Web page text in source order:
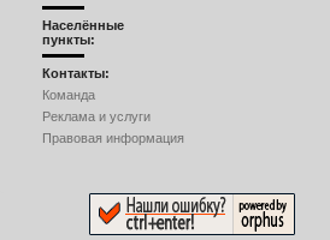
Населённые
пункты:
Контакты:
Команда
Реклама и услуги
Правовая информация